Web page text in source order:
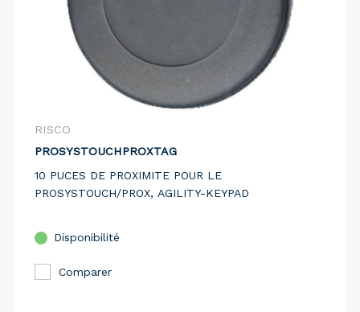
RISCO
PROSYSTOUCHPROXTAG
10 PUCES DE PROXIMITE POUR LE
PROSYSTOUCH/PROX, AGILITY-KEYPAD
Disponibilité
Comparer